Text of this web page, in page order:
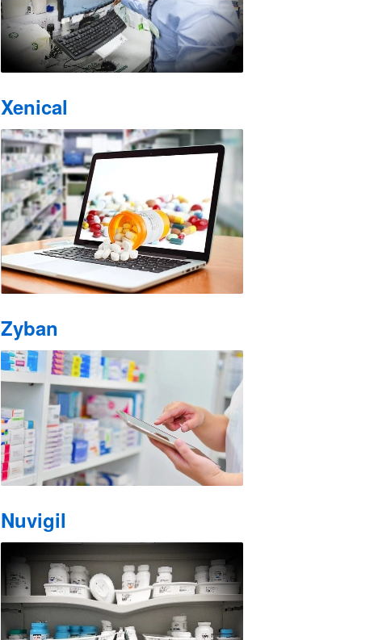
Xenical
Zyban
Nuvigil